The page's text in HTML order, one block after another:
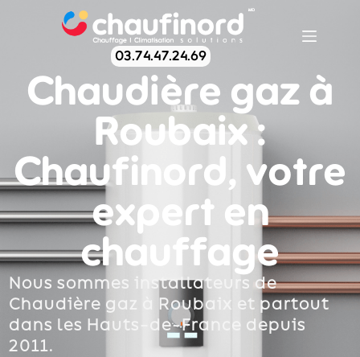
03.74.47.24.69
Chaudière gaz à
Roubaix :
Chaufinord, votre
expert en
chauffage
Nous sommes installateurs de
Chaudière gaz à Roubaix et partout
dans les Hauts-de-France depuis
2011.